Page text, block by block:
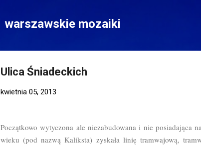
warszawskie mozaiki
Ulica Śniadeckich
kwietnia 05, 2013
Początkowo wytyczona ale niezabudowana i nie
wieku (pod nazwą Kaliksta) zyskała linię tramwajową,